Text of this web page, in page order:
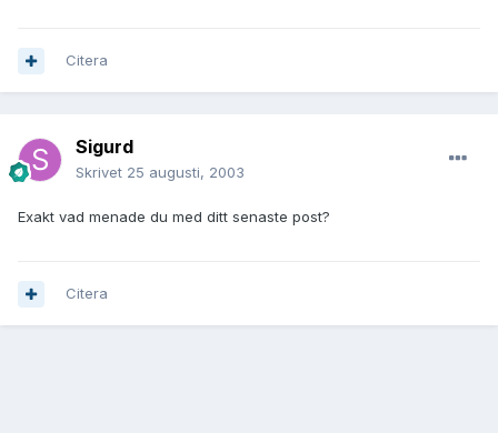
Citera
Sigurd
Skrivet 25 augusti, 2003
Exakt vad menade du med ditt senaste post?
Citera